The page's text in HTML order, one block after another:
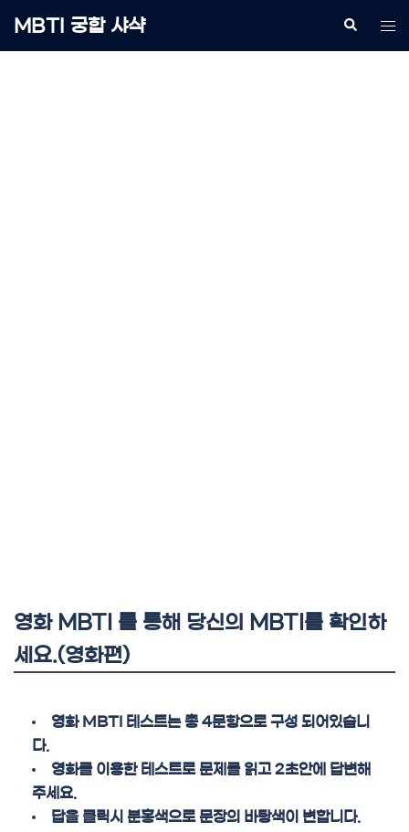
to
MBTI 궁합 샤샥 Search
영화 MBTI 를 통해 당신의 MBTI를 확인하
세요.(영화편)
영화 MBTI 테스트는 총 4문항으로 구성 되어있습니
다.
영화를 이용한 테스트로 문제를 읽고 2초안에 답변해
주세요.
답을 클릭시 분홍색으로 문장의 바탕색이 변합니다.